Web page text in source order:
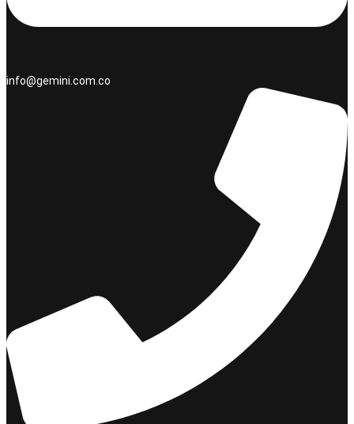
info@gemini.com.co